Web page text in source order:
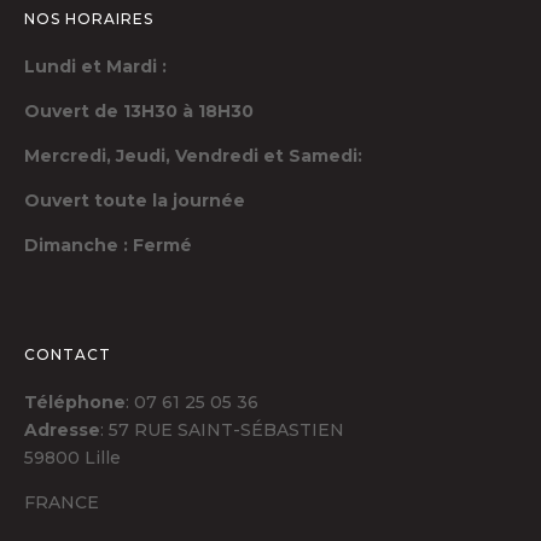
NOS HORAIRES
Lundi et Mardi :
Ouvert de 13H30 à 18H30
Mercredi, Jeudi, Vendredi et Samedi:
Ouvert toute la journée
Dimanche : Fermé
CONTACT
Téléphone: 07 61 25 05 36
Adresse: 57 RUE SAINT-SÉBASTIEN
59800 Lille
FRANCE